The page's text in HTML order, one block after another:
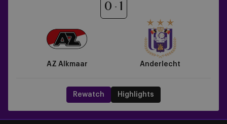
AZ Alkmaar
0 1
Anderlecht
Rewatch Highlights